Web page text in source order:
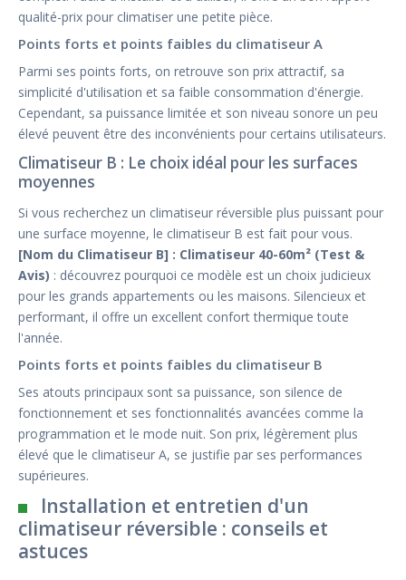
qualité-prix pour climatiser une petite pièce.
Points forts et points faibles du climatiseur A
Parmi ses points forts, on retrouve son prix attractif, sa
simplicité d'utilisation et sa faible consommation d'énergie.
Cependant, sa puissance limitée et son niveau sonore un peu
élevé peuvent être des inconvénients pour certains utilisateurs.
Climatiseur B : Le choix idéal pour les surfaces
moyennes
Si vous recherchez un climatiseur réversible plus puissant pour
une surface moyenne, le climatiseur B est fait pour vous.
[Nom du Climatiseur B] : Climatiseur 40-60m² (Test &
Avis) : découvrez pourquoi ce modèle est un choix judicieux
pour les grands appartements ou les maisons. Silencieux et
performant, il offre un excellent confort thermique toute
l'année.
Points forts et points faibles du climatiseur B
Ses atouts principaux sont sa puissance, son silence de
fonctionnement et ses fonctionnalités avancées comme la
programmation et le mode nuit. Son prix, légèrement plus
élevé que le climatiseur A, se justifie par ses performances
supérieures.
Installation et entretien d'un
climatiseur réversible : conseils et
astuces